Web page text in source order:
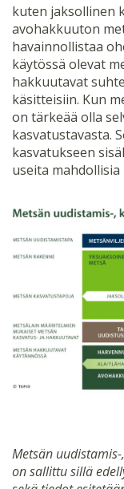
kuten jaksollinen
avohakkuuton
havainnollistaa
käytössä olevat
hakkuutavat
käsitteisiin. Kun
on tärkeää olla
kasvatustavasta.
kasvatukseen
useita
Metsän
on sallittu sillä